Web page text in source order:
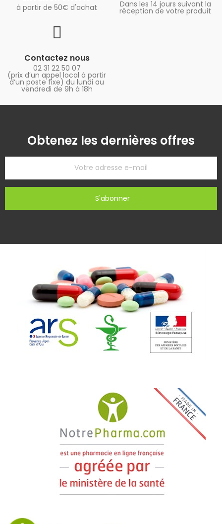
à partir de 50€ d'achat Dans les 14 jours suivant la
réception de votre produit
Contactez nous
02 31 22 50 07
(prix d’un appel local à partir
d’un poste fixe) du lundi au
vendredi de 9h à 18h
Obtenez les dernières offres
S'abonner